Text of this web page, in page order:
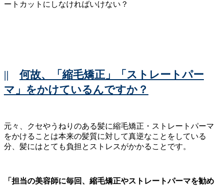
||何故、「縮毛矯正」「ストレートパー
マ」をかけているんですか？
元々、クセやうねりのある髪に縮毛矯正・ストレートパーマ
をかけることは本来の髪質に対して真逆なことをしている
分、髪にはとても負担とストレスがかかることです。
「担当の美容師に毎回、縮毛矯正やストレートパーマを勧め